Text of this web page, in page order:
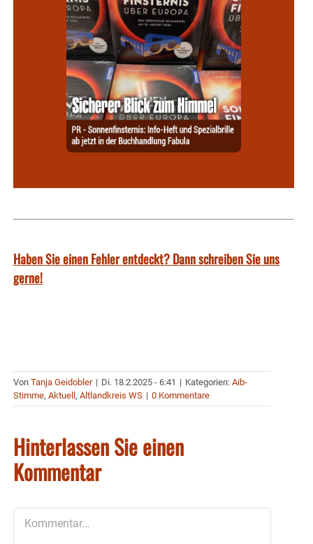
Haben Sie einen Fehler entdeckt? Dann schreiben Sie uns
gerne!
Von Tanja Geidobler | Di. 18.2.2025 - 6:41 | Kategorien: Aib-
Stimme, Aktuell , Altlandkreis WS | 0 Kommentare
Hinterlassen Sie einen
Kommentar